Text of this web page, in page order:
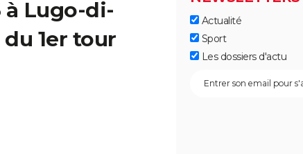
Lugo-di-
1er tour
Actualité
Sport
Les dossiers d'actu